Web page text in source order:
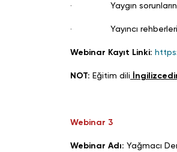
· Yaygın sorunların ele
· Yayıncı rehberleri ve
Webinar Kayıt Linki:
NOT: Eğitim dili
Webinar 3
Webinar Adı: Yağmacı